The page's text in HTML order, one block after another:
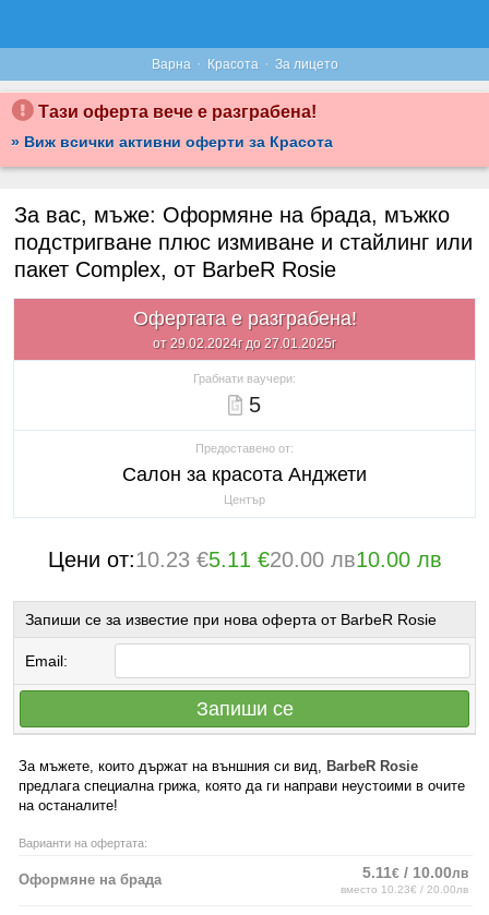
Варна · Красота · За лицето
Тази оферта вече е разграбена!
» Виж всички активни оферти за Красота
За вас, мъже: Оформяне на брада, мъжко
подстригване плюс измиване и стайлинг или
пакет Complex, от BarbeR Rosie
Офертата е разграбена!
от 29.02.2024г до 27.01.2025г
Грабнати ваучери:
5
Предоставено от:
Салон за красота Анджети
Център
Цени от:10.23 €5.11 €20.00 лв10.00 лв
Запиши се за известие при нова оферта от BarbeR Rosie
Email:
Запиши се
За мъжете, които държат на външния си вид, BarbeR Rosie
предлага специална грижа, която да ги направи неустоими в очите
на останалите!
Варианти на офертата:
Оформяне на брада 5.11€ / 10.00лв
вместо 10.23€ / 20.00лв